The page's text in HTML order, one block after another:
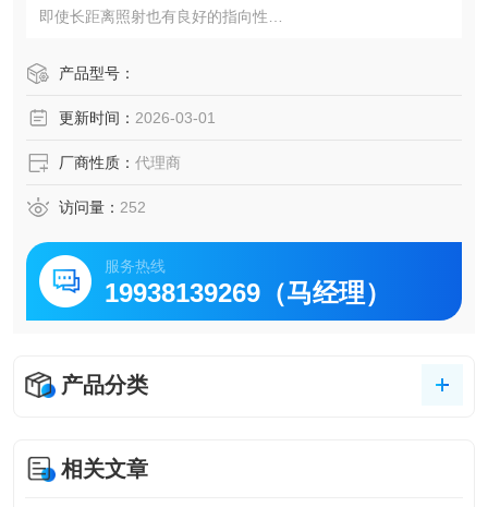
即使长距离照射也有良好的指向性
●高亮度化，有色工件的检查也可以超常发挥
●有很多置换金属卤化灯的实例
产品型号：
更新时间： 2026-03-01
厂商性质： 代理商
访问量： 252
服务热线
19938139269（马经理）
产品分类
相关文章